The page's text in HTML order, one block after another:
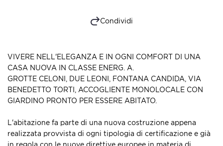
Condividi
VIVERE NELL'ELEGANZA E IN OGNI COMFORT DI UNA
CASA NUOVA IN CLASSE ENERG. A.
GROTTE CELONI, DUE LEONI, FONTANA CANDIDA, VIA
BENEDETTO TORTI, ACCOGLIENTE MONOLOCALE CON
GIARDINO PRONTO PER ESSERE ABITATO.
L'abitazione fa parte di una nuova costruzione appena
realizzata provvista di ogni tipologia di certificazione e già
in regola con le nuove direttive europee in materia di